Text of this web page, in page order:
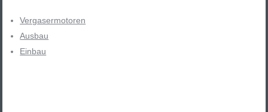
Vergasermotoren
Ausbau
Einbau